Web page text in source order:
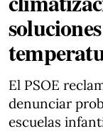
El PSOE
denunciar
escuelas